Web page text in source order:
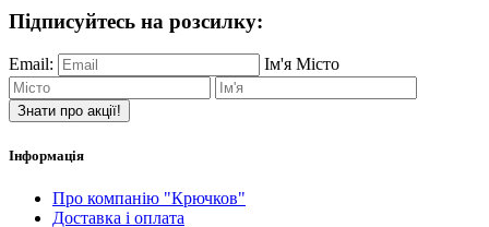
Підписуйтесь на розсилку:
Email: Ім'я Місто
Знати про акції!
Інформація
Про компанію "Крючков"
Доставка і оплата